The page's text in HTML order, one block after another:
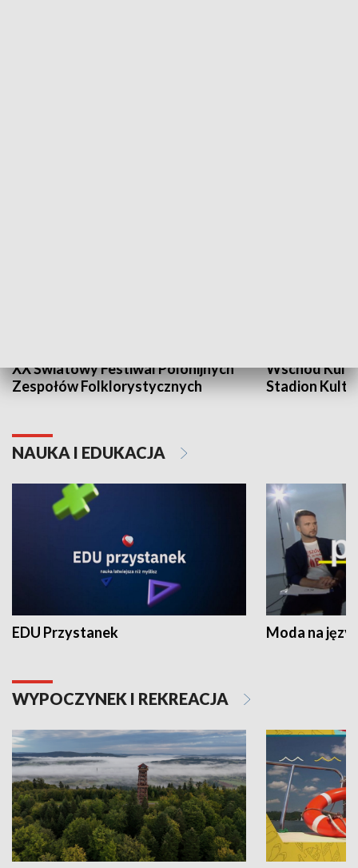
XX Światowy Festiwal Polonijnych
Zespołów Folklorystycznych
Wschód
Stadion
NAUKA I EDUKACJA
EDU Przystanek Moda na
WYPOCZYNEK I REKREACJA